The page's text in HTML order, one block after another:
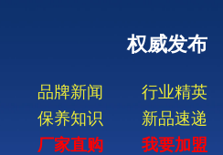
权威发布
品牌新闻
行业精英
保养知识
新品速递
厂家直购 我要加盟